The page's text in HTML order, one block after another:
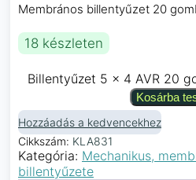
Membrános billentyűzet 20
18 készleten
Billentyűzet 5 × 4 AVR 20
Kosárba
Hozzáadás a kedvencekhez
Cikkszám: KLA831
Kategória: Mechanikus,
billentyűzete